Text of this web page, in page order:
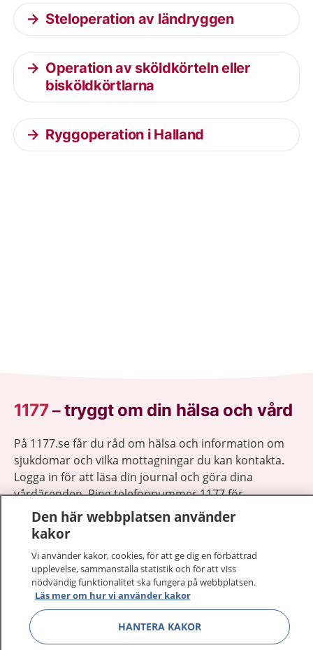
Steloperation av ländryggen
Operation av sköldkörteln eller
bisköldkörtlarna
Ryggoperation i Halland
1177–tryggt om din hälsa och vård
På 1177.se får du råd om hälsa och information om
sjukdomar och vilka mottagningar du kan kontakta.
Logga in för att läsa din journal och göra dina
vårdärenden. Ring telefonnummer 1177 för
sjukvårdsrådgivning dygnet runt.
1177 ger dig råd när du vill må bättre.
1177 på flera språk Visa
Den här webbplatsen använder
kakor
Vi använder kakor, cookies, för att ge dig en förbättrad
upplevelse, sammanställa statistik och för att viss
nödvändig funktionalitet ska fungera på webbplatsen.
Läs mer om hur vi använder kakor
HANTERA KAKOR